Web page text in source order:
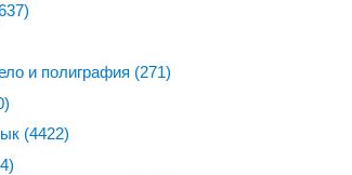
и полиграфия (271)
(4422)